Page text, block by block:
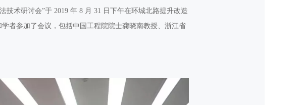
术研讨会”于 2019 年 8 月 31 日下午在环城北路提升改造
者参加了会议，包括中国工程院院士龚晓南教授、浙江省